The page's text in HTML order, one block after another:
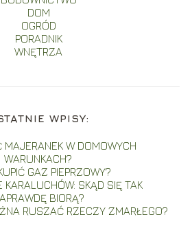
DOM
OGRÓD
PORADNIK
WNĘTRZA
WPISY:
W DOMOWYCH
WARUNKACH?
GAZ PIEPRZOWY?
KARALUCHÓW: SKĄD SIĘ TAK
BIORĄ?
RUSZAĆ RZECZY ZMARŁEGO?